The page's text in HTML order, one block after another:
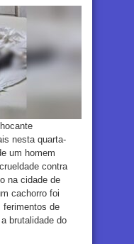
nesta quarta-
um homem
contra
na cidade de
cachorro foi
ferimentos de
brutalidade do